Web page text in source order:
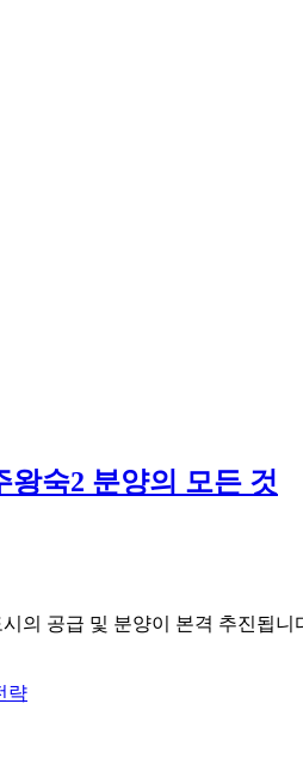
왕숙2 분양의 모든 것
의 공급 및 분양이 본격 추진됩